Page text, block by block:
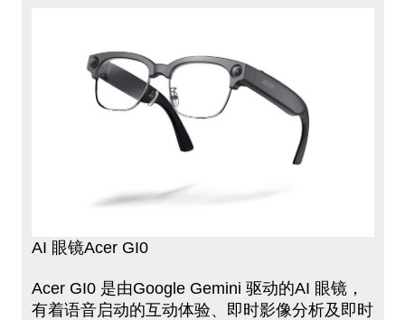
AI 眼镜Acer GI0
A​cer GI0 是由Google Gemini 驱动的AI 眼镜，
有着语音启动的互动体验、即时影像分析及即时